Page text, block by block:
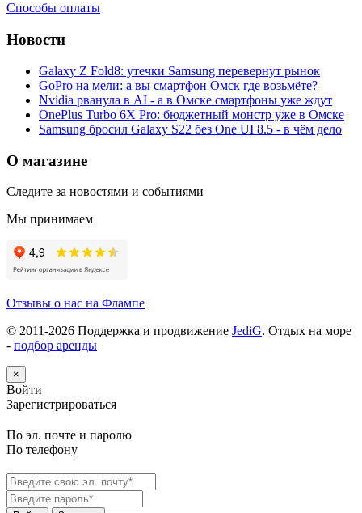
Способы оплаты
Новости
Galaxy Z Fold8: утечки Samsung перевернут рынок
GoPro на мели: а вы смартфон Омск где возьмёте?
Nvidia рванула в AI - а в Омске смартфоны уже ждут
OnePlus Turbo 6X Pro: бюджетный монстр уже в Омске
Samsung бросил Galaxy S22 без One UI 8.5 - в чём дело
О магазине
Следите за новостями и событиями
Мы принимаем
Отзывы о нас на Флампе
© 2011-2026 Поддержка и продвижение JediG. Отдых на море
- подбор аренды
×
Войти
Зарегистрироваться
По эл. почте и паролю
По телефону